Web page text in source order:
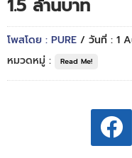
1.5 ล้านบาท
โพสโดย : PURE / วันที่ : 1
หมวดหมู่ :
Read Me!